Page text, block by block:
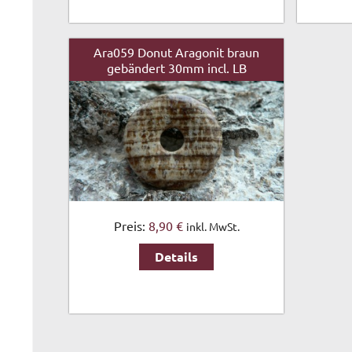
Ara059 Donut Aragonit braun
gebändert 30mm incl. LB
Preis: 8,90 € inkl. MwSt.
Details